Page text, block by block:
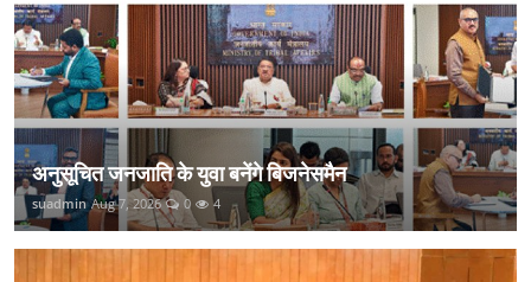
अनुसूचित जनजाति के युवा बनेंगे बिजनेसमैन
suadmin Aug 7, 2026 0 4